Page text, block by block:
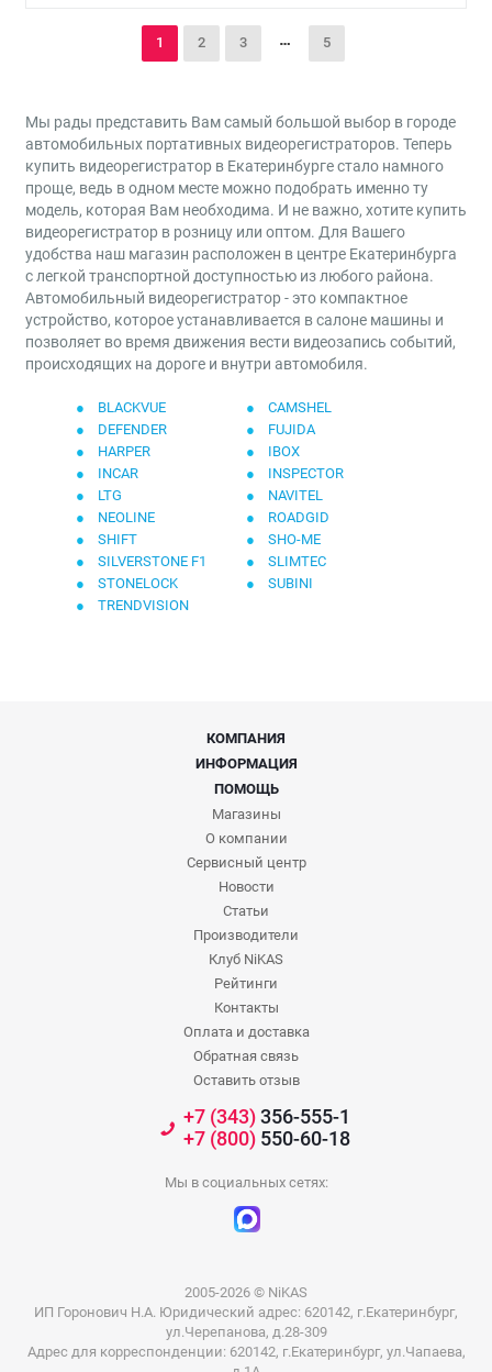
1 2 3 5
Мы рады представить Вам самый большой выбор в городе
автомобильных портативных видеорегистраторов. Теперь
купить видеорегистратор в Екатеринбурге стало намного
проще, ведь в одном месте можно подобрать именно ту
модель, которая Вам необходима. И не важно, хотите купить
видеорегистратор в розницу или оптом. Для Вашего
удобства наш магазин расположен в центре Екатеринбурга
с легкой транспортной доступностью из любого района.
Автомобильный видеорегистратор - это компактное
устройство, которое устанавливается в салоне машины и
позволяет во время движения вести видеозапись событий,
происходящих на дороге и внутри автомобиля.
BLACKVUE
CAMSHEL
DEFENDER
FUJIDA
HARPER
IBOX
INCAR
INSPECTOR
LTG
NAVITEL
NEOLINE
ROADGID
SHIFT
SHO-ME
SILVERSTONE F1
SLIMTEC
STONELOCK
SUBINI
TRENDVISION
КОМПАНИЯ
ИНФОРМАЦИЯ
ПОМОЩЬ
Магазины
О компании
Сервисный центр
Новости
Статьи
Производители
Клуб NiKAS
Рейтинги
Контакты
Оплата и доставка
Обратная связь
Оставить отзыв
+7 (343)356-555-1
+7 (800)550-60-18
Мы в социальных сетях:
2005-2026 © NiKAS
ИП Горонович Н.А. Юридический адрес: 620142, г.Екатеринбург,
ул.Черепанова, д.28-309
Адрес для корреспонденции: 620142, г.Екатеринбург, ул.Чапаева,